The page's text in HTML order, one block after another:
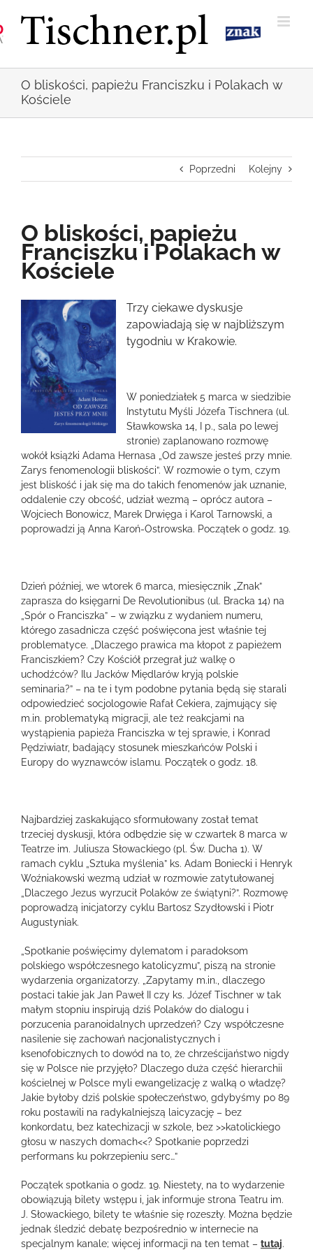
zawartości
O bliskości, papieżu Franciszku i Polakach w
Kościele
Poprzedni Kolejny
O bliskości, papieżu
Franciszku i Polakach w
Kościele
Pokaż
większy
obrazek
Trzy ciekawe dyskusje
zapowiadają się w najbliższym
tygodniu w Krakowie.
W poniedziałek 5 marca w siedzibie
Instytutu Myśli Józefa Tischnera (ul.
Sławkowska 14, I p., sala po lewej
stronie) zaplanowano rozmowę
wokół książki Adama Hernasa „Od zawsze jesteś przy mnie.
Zarys fenomenologii bliskości”. W rozmowie o tym, czym
jest bliskość i jak się ma do takich fenomenów jak uznanie,
oddalenie czy obcość, udział wezmą – oprócz autora –
Wojciech Bonowicz, Marek Drwięga i Karol Tarnowski, a
poprowadzi ją Anna Karoń-Ostrowska. Początek o godz. 19.
Dzień później, we wtorek 6 marca, miesięcznik „Znak”
zaprasza do księgarni De Revolutionibus (ul. Bracka 14) na
„Spór o Franciszka” – w związku z wydaniem numeru,
którego zasadnicza część poświęcona jest właśnie tej
problematyce. „Dlaczego prawica ma kłopot z papieżem
Franciszkiem? Czy Kościół przegrał już walkę o
uchodźców? Ilu Jacków Międlarów kryją polskie
seminaria?” – na te i tym podobne pytania będą się starali
odpowiedzieć socjologowie Rafał Cekiera, zajmujący się
m.in. problematyką migracji, ale też reakcjami na
wystąpienia papieża Franciszka w tej sprawie, i Konrad
Pędziwiatr, badający stosunek mieszkańców Polski i
Europy do wyznawców islamu. Początek o godz. 18.
Najbardziej zaskakująco sformułowany został temat
trzeciej dyskusji, która odbędzie się w czwartek 8 marca w
Teatrze im. Juliusza Słowackiego (pl. Św. Ducha 1). W
ramach cyklu „Sztuka myślenia” ks. Adam Boniecki i Henryk
Woźniakowski wezmą udział w rozmowie zatytułowanej
„Dlaczego Jezus wyrzucił Polaków ze świątyni?”. Rozmowę
poprowadzą inicjatorzy cyklu Bartosz Szydłowski i Piotr
Augustyniak.
„Spotkanie poświęcimy dylematom i paradoksom
polskiego współczesnego katolicyzmu”, piszą na stronie
wydarzenia organizatorzy. „Zapytamy m.in., dlaczego
postaci takie jak Jan Paweł II czy ks. Józef Tischner w tak
małym stopniu inspirują dziś Polaków do dialogu i
porzucenia paranoidalnych uprzedzeń? Czy współczesne
nasilenie się zachowań nacjonalistycznych i
ksenofobicznych to dowód na to, że chrześcijaństwo nigdy
się w Polsce nie przyjęło? Dlaczego duża część hierarchii
kościelnej w Polsce myli ewangelizację z walką o władzę?
Jakie byłoby dziś polskie społeczeństwo, gdybyśmy po 89
roku postawili na radykalniejszą laicyzację – bez
konkordatu, bez katechizacji w szkole, bez >>katolickiego
głosu w naszych domach<<? Spotkanie poprzedzi
performans ku pokrzepieniu serc…”
Początek spotkania o godz. 19. Niestety, na to wydarzenie
obowiązują bilety wstępu i, jak informuje strona Teatru im.
J. Słowackiego, bilety te właśnie się rozeszły. Można będzie
jednak śledzić debatę bezpośrednio w internecie na
specjalnym kanale; więcej informacji na ten temat – tutaj.